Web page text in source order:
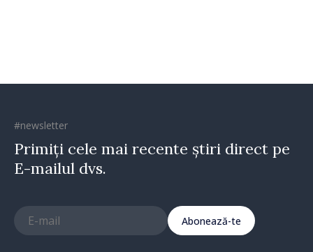
#newsletter
Primiți cele mai recente știri direct pe
E-mailul dvs.
Abonează-te